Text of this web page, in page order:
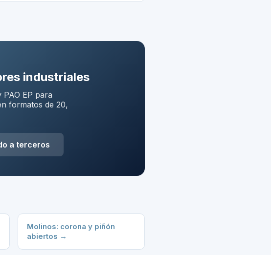
industriales
PAO EP para
formatos de 20,
a terceros
Molinos: corona y piñón
abiertos →